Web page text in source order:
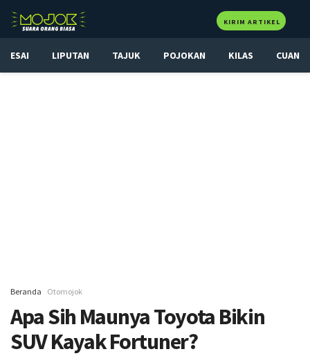
KIRIM ARTIKEL
ESAI LIPUTAN TAJUK POJOKAN KILAS CUAN
Beranda Otomojok
Apa Sih Maunya Toyota Bikin
SUV Kayak Fortuner?